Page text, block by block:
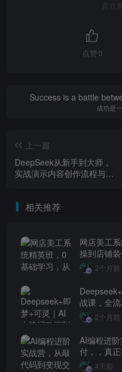
喜欢
点赞 0
Success is a battle
成功是
上一篇
DeepSeek从新手到大师，
实战演示内容创作流程与变
相关推荐
网店美工
操到店铺
2个月前
战课，全
2个月前
AI编程进
付，，真正
盈利”的跨越
4天前